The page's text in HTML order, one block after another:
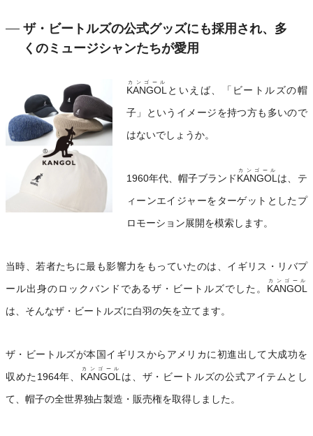
ザ・ビートルズの公式グッズにも採用され、多
くのミュージシャンたちが愛用
KANGOL
カンゴール
といえば、「ビートルズの帽
子」というイメージを持つ方も多いので
はないでしょうか。
1960年代、帽子ブランドKANGOL
カンゴール
は、テ
ィーンエイジャーをターゲットとしたプ
ロモーション展開を模索します。
当時、若者たちに最も影響力をもっていたのは、イギリス・リバプ
ール出身のロックバンドであるザ・ビートルズでした。 KANGOL
カンゴール
は、そんなザ・ビートルズに白羽の矢を立てます。
ザ・ビートルズが本国イギリスからアメリカに初進出して大成功を
収めた1964年、 KANGOL
カンゴール
は、ザ・ビートルズの公式アイテムとし
て、帽子の全世界独占製造・販売権を取得しました。